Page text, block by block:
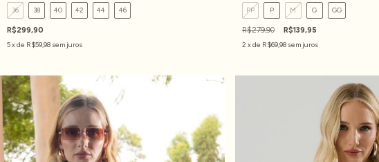
36 38 40 42 44 46
R$299,90
5x de R$59,98 sem juros
PP P M G GG
R$279,90
R$139,95
2 x de R$69,98 sem juros